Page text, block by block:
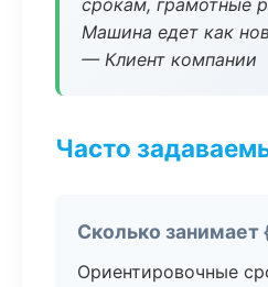
срокам, грамотные
Машина едет как
— Клиент компании
Часто
Сколько занимает
Ориентировочные